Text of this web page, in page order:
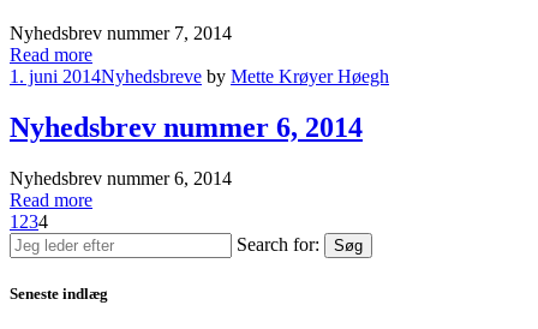
Nyhedsbrev nummer 7, 2014
Read more
1. juni 2014Nyhedsbreve by Mette Krøyer Høegh
Nyhedsbrev nummer 6, 2014
Nyhedsbrev nummer 6, 2014
Read more
1 234
Search for:
Søg
Seneste indlæg